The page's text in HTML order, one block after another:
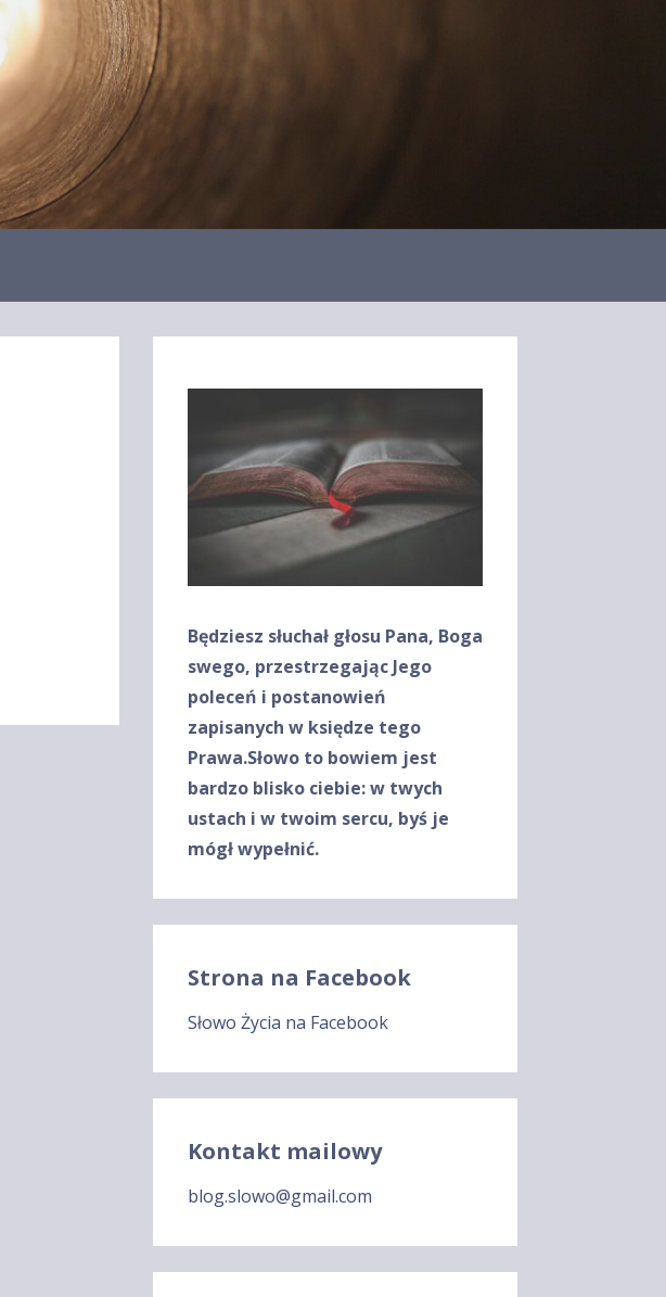
Będziesz słuchał głosu Pana, Boga
swego, przestrzegając Jego
poleceń i postanowień
zapisanych w księdze tego
Prawa.Słowo to bowiem jest
bardzo blisko ciebie: w twych
ustach i w twoim sercu, byś je
mógł wypełnić.
Strona na Facebook
Słowo Życia na Facebook
Kontakt mailowy
blog.slowo@gmail.com